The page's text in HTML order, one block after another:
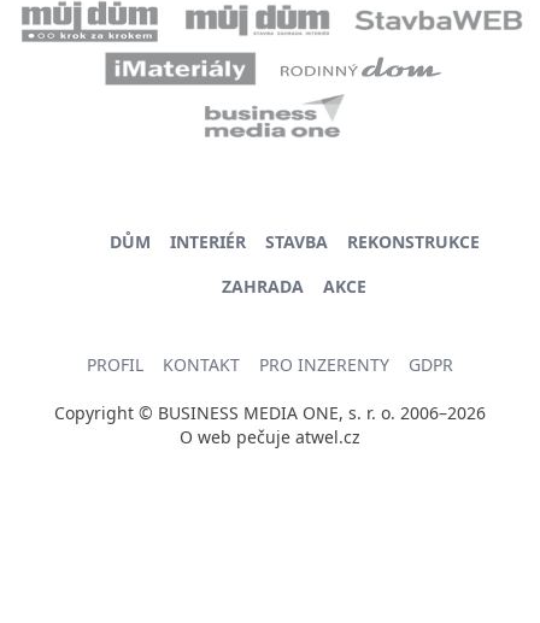
DŮM INTERIÉR STAVBA
REKONSTRUKCE
ZAHRADA
AKCE
PROFIL KONTAKT PRO INZERENTY GDPR
Copyright © BUSINESS MEDIA ONE, s. r. o. 2006–2026